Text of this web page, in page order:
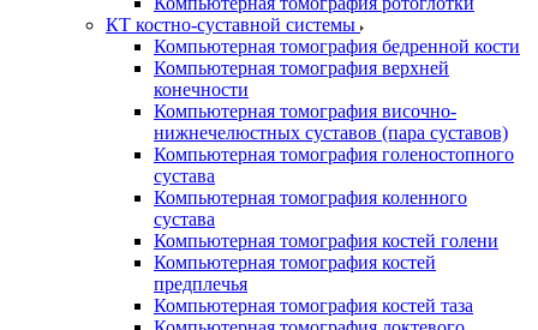
КТ костно-суставной системы
Компьютерная томография бедренной кости
Компьютерная томография верхней
конечности
Компьютерная томография височно-
нижнечелюстных суставов (пара суставов)
Компьютерная томография голеностопного
сустава
Компьютерная томография коленного
сустава
Компьютерная томография костей голени
Компьютерная томография костей
предплечья
Компьютерная томография костей таза